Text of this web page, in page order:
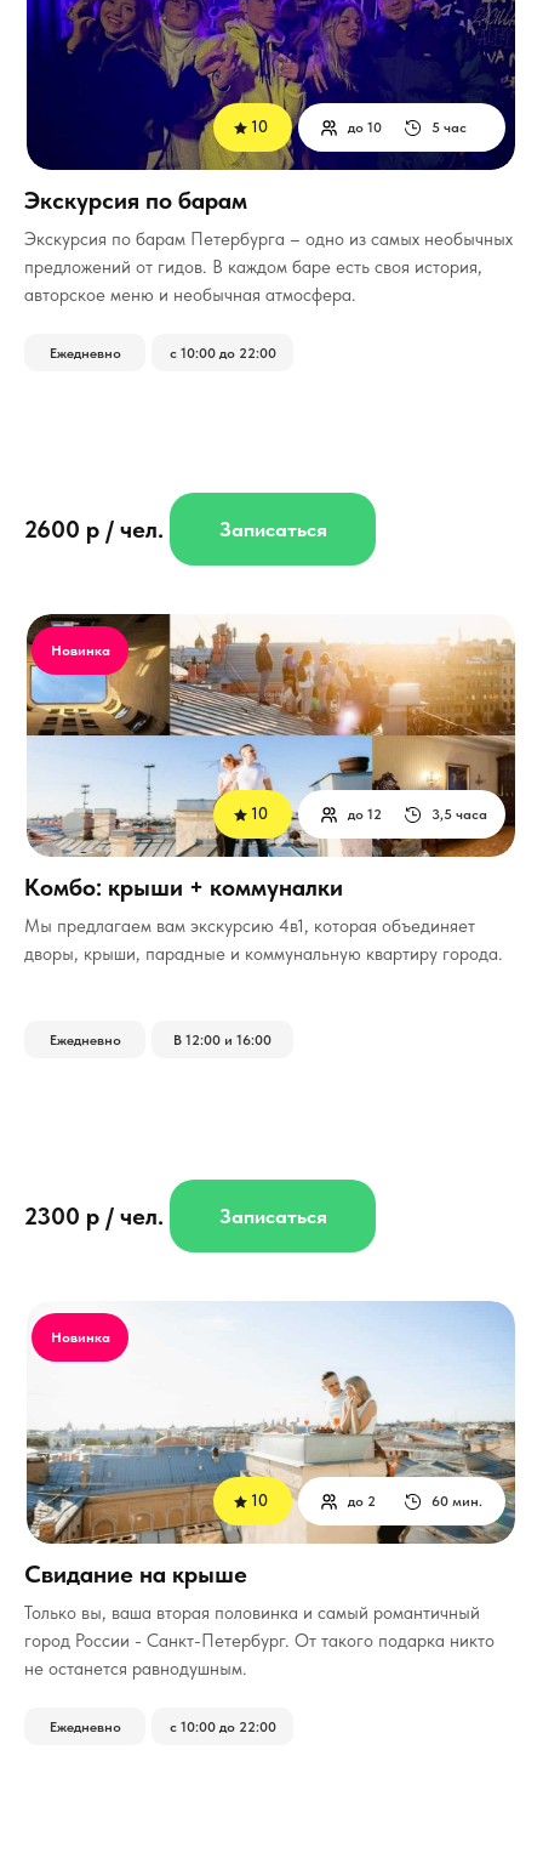
­Экскурсия по барам Петербурга – одно из самых необычных
предложений от гидов. В каждом баре есть своя история,
авторское меню и необычная атмосфера.
2600 р / чел.
5 час
до 10
Ежедневно с 10:00 до 22:00
Записаться
Экскурсия по барам
10
Мы предлагаем вам экскурсию 4в1, которая объединяет
дворы, крыши, парадные и коммунальную квартиру города.
2300 р / чел.
3,5 часа
до 12
Ежедневно В 12:00 и 16:00
Новинка
Записаться
Комбо: крыши + коммуналки
10
Только вы, ваша вторая половинка и самый романтичный
город России - Санкт-Петербург. От такого подарка никто
не останется равнодушным.
60 мин.
до 2
Ежедневно с 10:00 до 22:00
Новинка
Свидание на крыше
10